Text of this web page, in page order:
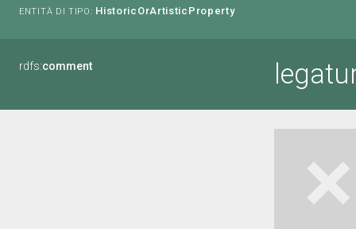
ENTITÀ DI TIPO: HistoricOrArtisticProperty
rdfs:comment